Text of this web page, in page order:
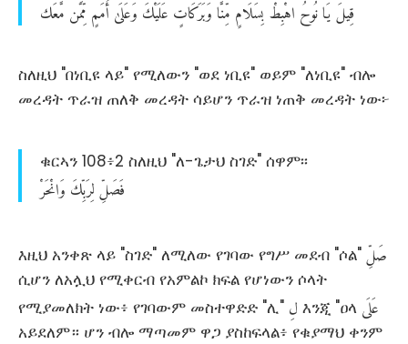
قِيلَيَانُوحُاهْبِطْبِسَلَامٍمِّنَّاوَبَرَكَاتٍعَلَيْكَوَعَلَىٰأُمَمٍمِّمَّنمَّعَك
ስለዚህ "በነቢዩ ላይ" የሚለውን "ወደ ነቢዩ" ወይም "ለነቢዩ" ብሎ
መረዳት ጥራዝ ጠለቅ መረዳት ሳይሆን ጥራዝ ነጠቅ መረዳት ነው፦
ቁርኣን 108፥2 ስለዚህ "ለ-ጌታህ ስገድ" ሰዋም፡፡
فَصَلِّلِرَبِّكَوَانْحَرْ
እዚህ አንቀጽ ላይ "ስገድ" ለሚለው የገባው የግሥ መደብ "ሶል" صَلِّ
ሲሆን ለአሏህ የሚቀርብ የአምልኮ ክፍል የሆነውን ሶላት
የሚያመለክት ነው፥ የገባውም መስተዋድድ "ሊ" لِ እንጂ "ዐላ عَلَى
አይደለም። ሆን ብሎ ማጣመም ዋጋ ያስከፍላል፥ የቁያማህ ቀንም